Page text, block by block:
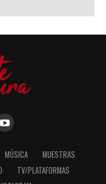
MÚSICA
MUESTRAS
TV/PLATAFORMAS